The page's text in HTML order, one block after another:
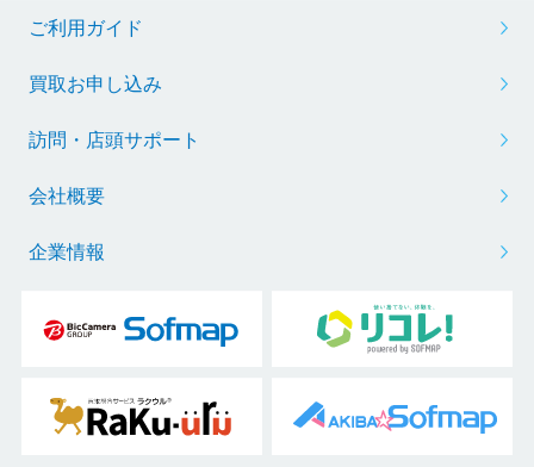
ご利用ガイド
買取お申し込み
訪問・店頭サポート
会社概要
企業情報